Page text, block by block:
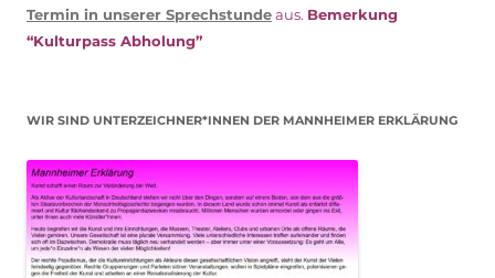
Termin in unserer Sprechstundeaus. Bemerkung
“Kulturpass Abholung”
WIR SIND UNTERZEICHNER*INNEN DER MANNHEIMER ERKLÄRUNG